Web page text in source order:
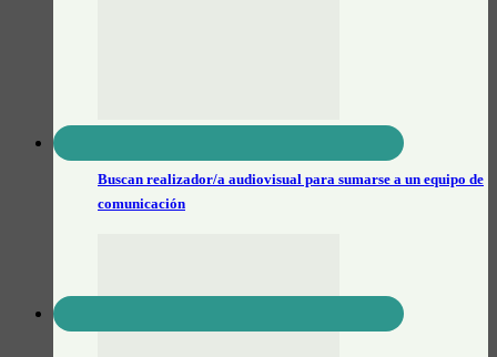
Buscan realizador/a audiovisual para sumarse a un equipo de
comunicación